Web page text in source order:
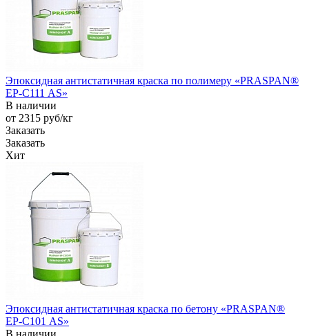
Эпоксидная антистатичная краска по полимеру «PRASPAN®
EP-С111 AS»
В наличии
от 2315 руб/кг
Заказать
Заказать
Хит
Эпоксидная антистатичная краска по бетону «PRASPAN®
EP-С101 AS»
В наличии